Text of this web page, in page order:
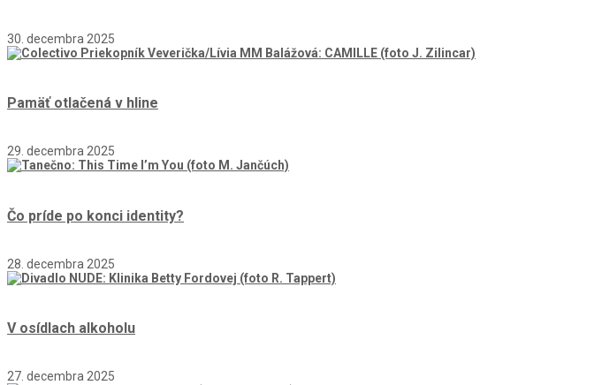
30. decembra 2025
Pamäť otlačená v hline
29. decembra 2025
Čo príde po konci identity?
28. decembra 2025
V osídlach alkoholu
27. decembra 2025